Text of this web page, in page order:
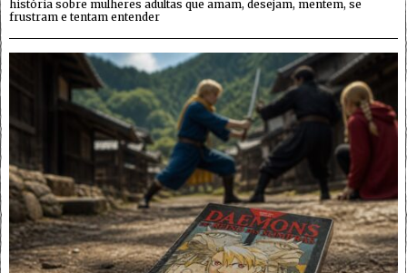
história sobre mulheres adultas que amam, desejam, mentem, se
frustram e tentam entender